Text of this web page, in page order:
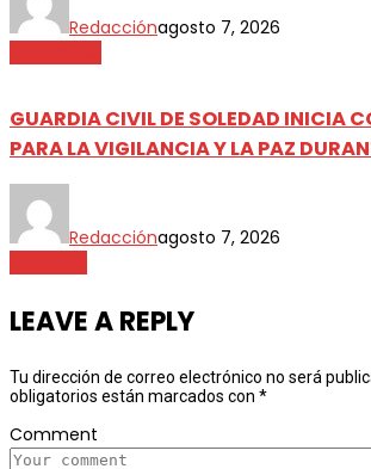
Redacciónagosto 7, 2026
GUARDIA CIVIL DE SOLEDAD INICIA
PARA LA VIGILANCIA Y LA PAZ
Redacciónagosto 7, 2026
LEAVE A REPLY
Tu dirección de correo electrónico no será
obligatorios están marcados con *
Comment